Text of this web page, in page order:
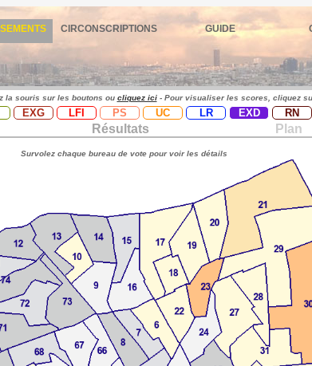
CIRCONSCRIPTIONS GUIDE
la souris sur les boutons ou cliquez ici- Pour visualiser les scores, cliquez
EXG LFI PS UC LR EXD RN
Résultats Plan
Survolez chaque bureau de vote pour voir les détails